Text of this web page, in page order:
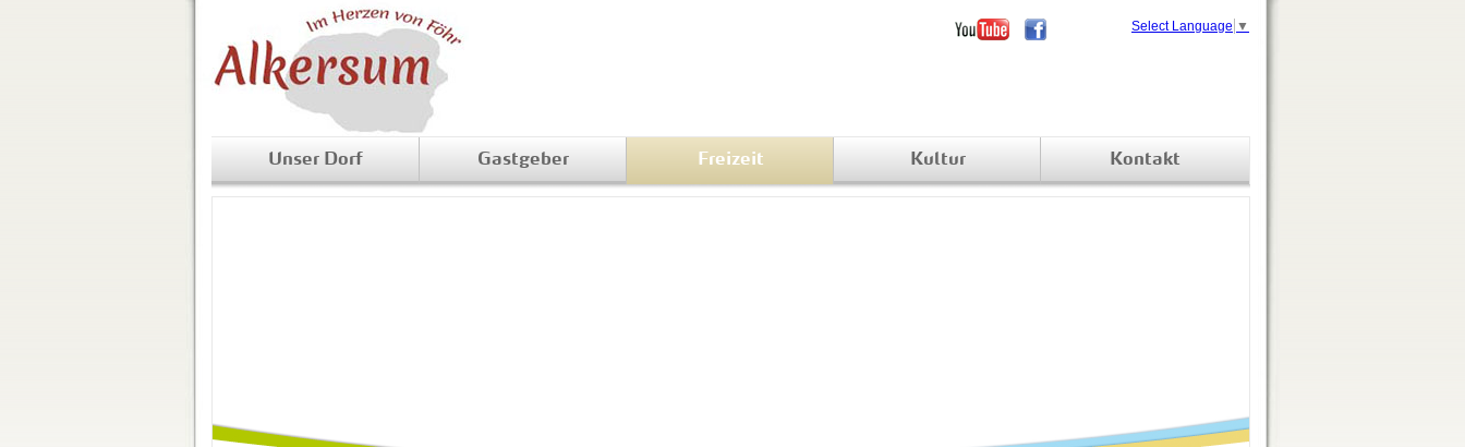
Unser Dorf Gastgeber Freizeit Kultur Kontakt
Select Language ▼